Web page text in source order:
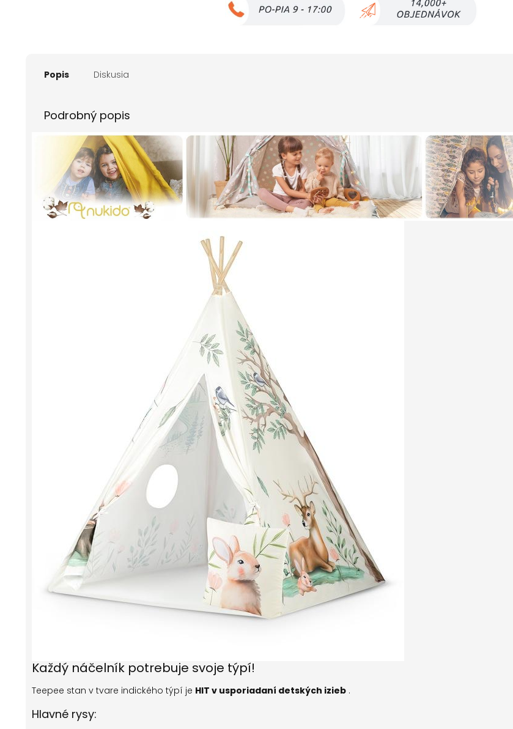
Popis Diskusia
Podrobný popis
Každý náčelník potrebuje svoje týpí!
Teepee stan v tvare indického týpí je HIT v usporiadaní detských izieb .
Hlavné rysy: